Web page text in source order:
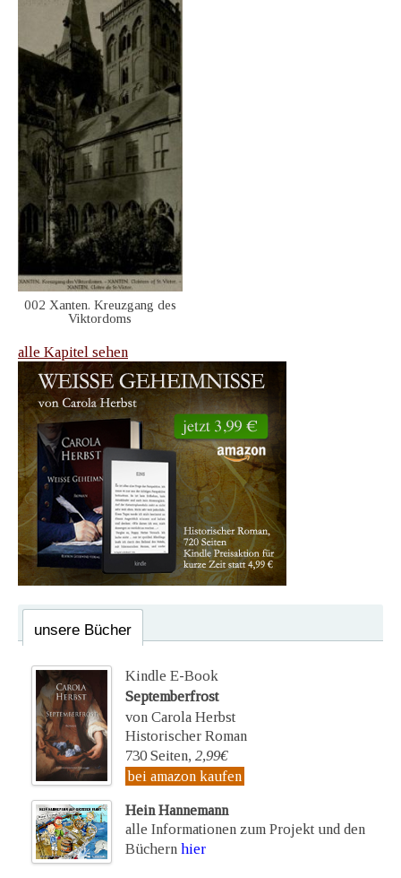
002 Xanten. Kreuzgang des
Viktordoms
alle Kapitel sehen
unsere Bücher
Kindle E-Book
Septemberfrost
von Carola Herbst
Historischer Roman
730 Seiten, 2,99€
bei amazon kaufen
Hein Hannemann
alle Informationen zum Projekt und den
Büchern hier